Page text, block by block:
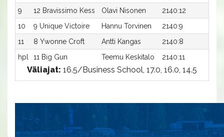
9
12 Bravissimo Kess Olavi Nisonen 2140:12
10
9 Unique Victoire Hannu Torvinen 2140:9
11
8 Ywonne Croft Antti Kangas 2140:8
hpl
11 Big Gun Teemu Keskitalo 2140:11
Väliajat: 16.5/Business School, 17.0, 16.0, 14.5